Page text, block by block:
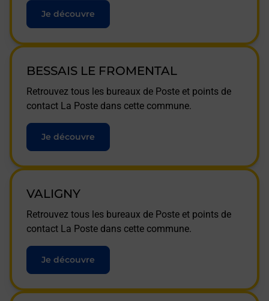
Je découvre
BESSAIS LE FROMENTAL
Retrouvez tous les bureaux de Poste et points de
contact La Poste dans cette commune.
Je découvre
VALIGNY
Retrouvez tous les bureaux de Poste et points de
contact La Poste dans cette commune.
Je découvre